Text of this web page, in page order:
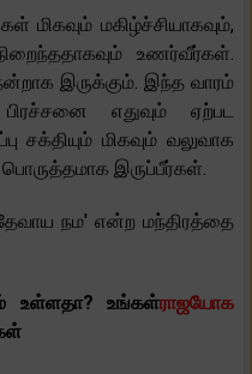
மிகவும் மகிழ்ச்சியாகவும்,
உணர்வீர்கள்.
இருக்கும். இந்த வாரம்
எதுவும் ஏற்பட
சக்தியும் மிகவும் வலுவாக
பொருத்தமாக இருப்பீர்கள்.
நம' என்ற மந்திரத்தை
உள்ளதா? உங்கள்ராஜயோக